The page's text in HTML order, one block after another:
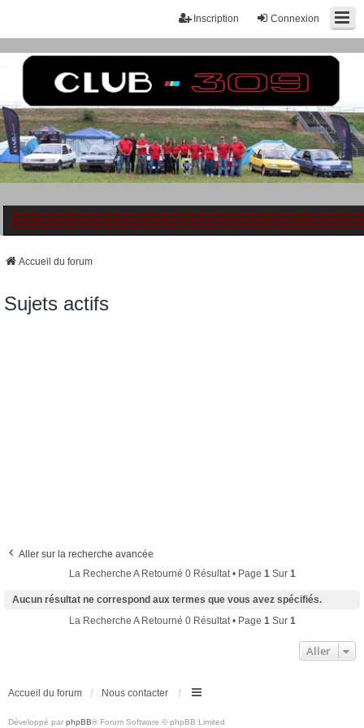
Connexion
Inscription
Accueil du forum
Sujets actifs
Aller sur la recherche avancée
La Recherche A Retourné 0 Résultat • Page 1Sur 1
Aucun résultat ne correspond aux termes que vous avez spécifiés.
La Recherche A Retourné 0 Résultat • Page 1Sur 1
Aller
Accueil du forum Nous contacter
Développé par phpBB® Forum Software © phpBB Limited